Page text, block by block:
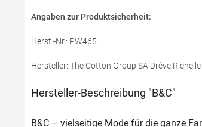
Angaben zur Produktsicherheit:
Herst.-Nr.: PW465
Hersteller: The Cotton Group SA Drève
Hersteller-Beschreibung "B&C"
B&C – vielseitige Mode für die ganze